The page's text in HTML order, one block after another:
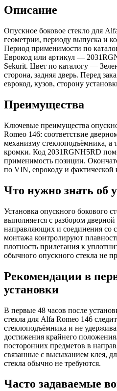
Описание
Опускное боковое стекло для
геометрии, периоду выпуска и
Период применимости по
Еврокод или артикул —
Sekurit. Цвет по каталогу —
сторона, задняя дверь. Перед
еврокод, кузов, сторону
Преимущества
Ключевые преимущества
Romeo 146: соответствие
механизму стеклоподъёмника, а
кромки. Код 2031RGNH5RD
применимость позиции.
по VIN, еврокоду и фактической
Что нужно знать об
Установка опускного бокового
выполняется с разбором
направляющих и соединения со
монтажа контролируют
плотность прилегания к
обычного опускного стекла не
Рекомендации в
установки
В первые 48 часов после
стекла для Alfa Romeo 146
стеклоподъёмника и не
достижения крайнего
посторонних предметов в
связанные с высыханием клея,
стекла обычно не требуются.
Часто задаваемые